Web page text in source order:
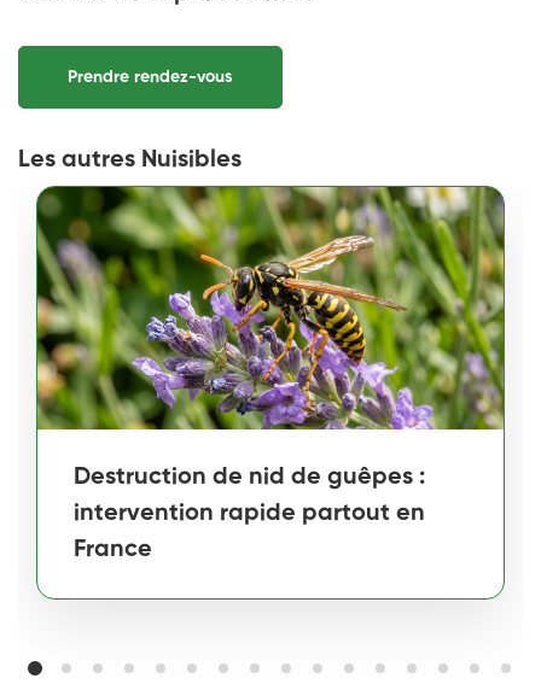
Prendre rendez-vous
Les autres Nuisibles
Destruction de nid de guêpes :
intervention rapide partout en
France